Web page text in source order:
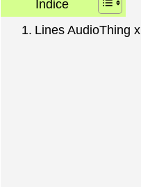
Indice
Lines AudioThing